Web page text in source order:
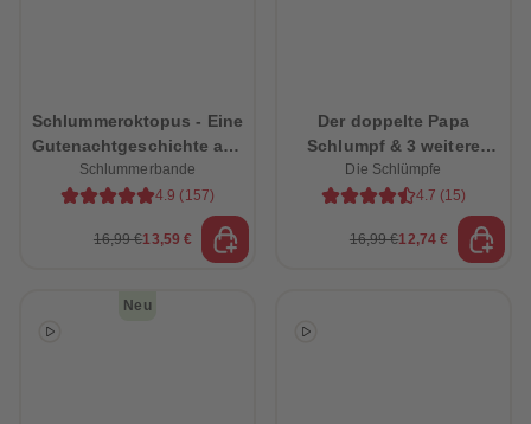
Schlummeroktopus - Eine
Gutenachtgeschichte aus
dem Ozean
Schlummerbande
4.9 (157)
16,99 €13,59 €
Der doppelte Papa
Schlumpf & 3 weitere
schlumpfige Abenteuer
Die Schlümpfe
4.7 (15)
16,99 €12,74 €
Neu